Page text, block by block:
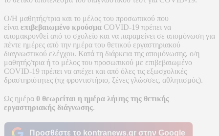
Ο/Η μαθητής/τρια και το μέλος του προσωπικού που
είναι επιβεβαιωμένο κρούσμα COVID-19 πρέπει να
απομακρυνθεί από το σχολείο και να παραμείνει σε απομόνωση για
πέντε ημέρες από την ημέρα του θετικού εργαστηριακού
διαγνωστικού ελέγχου. Κατά τη διάρκεια της απομόνωσης, ο/η
μαθητής/τρια ή το μέλος του προσωπικού με επιβεβαιωμένο
COVID-19 πρέπει να απέχει και από όλες τις εξωσχολικές
δραστηριότητες (πχ φροντιστήριο, ξένες γλώσσες, αθλητισμός).
Ως ημέρα 0 θεωρείται η ημέρα λήψης της θετικής
εργαστηριακής διάγνωσης.
Προσθέστε το kontranews.gr στην Google